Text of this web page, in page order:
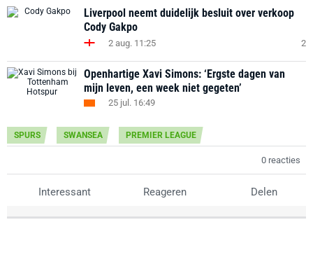
Liverpool neemt duidelijk besluit over verkoop
Cody Gakpo
2 aug. 11:25 2
Openhartige Xavi Simons: ‘Ergste dagen van
mijn leven, een week niet gegeten’
25 jul. 16:49
SPURS SWANSEA PREMIER LEAGUE
0 reacties
Interessant Reageren Delen